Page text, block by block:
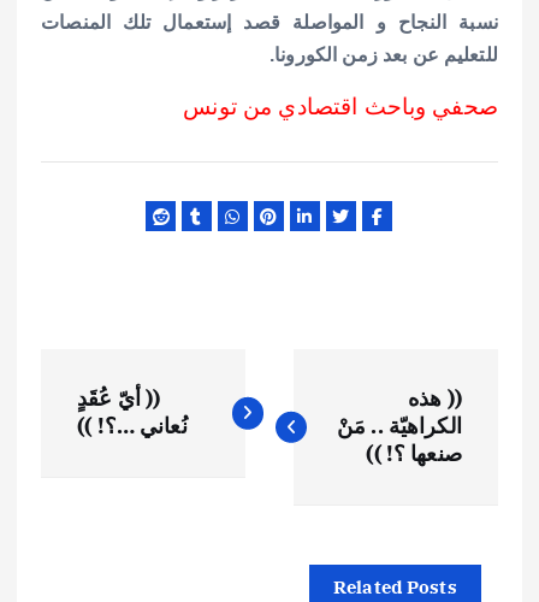
نسبة النجاح و المواصلة قصد إستعمال تلك المنصات
للتعليم عن بعد زمن الكورونا.
صحفي وباحث اقتصادي من تونس
ص
ح
(( هذه
الكراهيّة .. مَنْ
صنعها ؟! ))
(( أيّ عُقَدٍ
نُعاني …؟! ))
Related Posts